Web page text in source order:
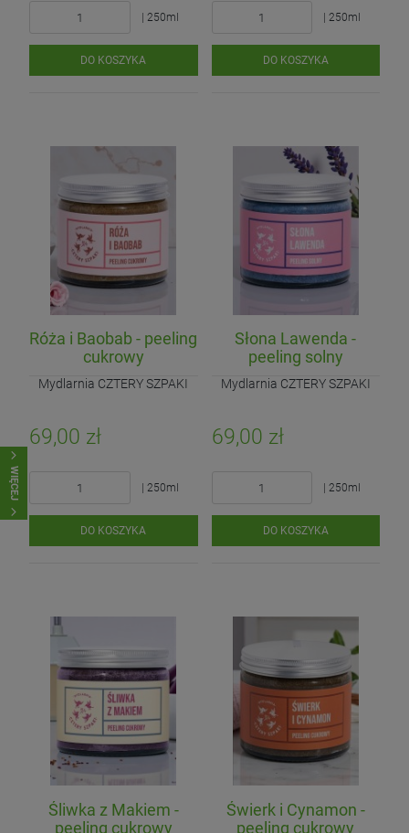
WIĘCEJ
| 250ml
DO KOSZYKA
| 250ml
DO KOSZYKA
Róża i Baobab - peeling
cukrowy
Mydlarnia CZTERY SZPAKI
69,00 zł
| 250ml
DO KOSZYKA
Słona Lawenda -
peeling solny
Mydlarnia CZTERY SZPAKI
69,00 zł
| 250ml
DO KOSZYKA
Śliwka z Makiem -
peeling cukrowy
Świerk i Cynamon -
peeling cukrowy